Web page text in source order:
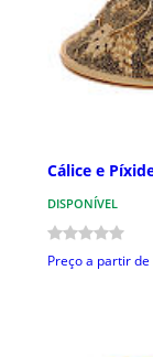
Cálice e
DISPONÍVEL
Preço a partir de